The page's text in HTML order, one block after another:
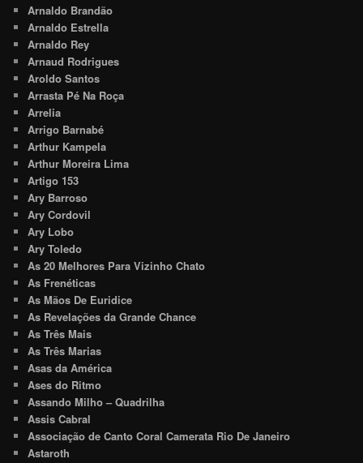
Arnaldo Brandão
Arnaldo Estrella
Arnaldo Rey
Arnaud Rodrigues
Aroldo Santos
Arrasta Pé Na Roça
Arrelia
Arrigo Barnabé
Arthur Kampela
Arthur Moreira Lima
Artigo 153
Ary Barroso
Ary Cordovil
Ary Lobo
Ary Toledo
As 20 Melhores Para Vizinho Chato
As Frenéticas
As Mãos De Euridice
As Revelações da Grande Chance
As Três Mais
As Três Marias
Asas da América
Ases do Ritmo
Assando Milho – Quadrilha
Assis Cabral
Associação de Canto Coral Camerata Rio De Janeiro
Astaroth